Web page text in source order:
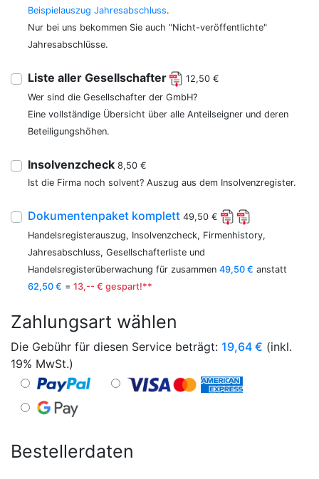
Beispielauszug Jahresabschluss.
Nur bei uns bekommen Sie auch "Nicht-veröffentlichte"
Jahresabschlüsse.
Liste aller Gesellschafter
12,50 €
Wer sind die Gesellschafter der GmbH?
Eine vollständige Übersicht über alle Anteilseigner und deren
Beteiligungshöhen.
Insolvenzcheck 8,50 €
Ist die Firma noch solvent? Auszug aus dem Insolvenzregister.
Dokumentenpaket komplett 49,50 €
Handelsregisterauszug, Insolvenzcheck, Firmenhistory,
Jahresabschluss, Gesellschafterliste und
Handelsregisterüberwachung für zusammen 49,50 € anstatt
62,50 € = 13,-- € gespart!**
Zahlungsart wählen
Die Gebühr für diesen Service beträgt: 19,64 € (inkl.
19% MwSt.)
Bestellerdaten